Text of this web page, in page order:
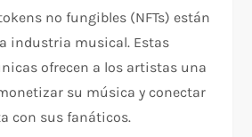
no fungibles (NFTs) están
industria musical. Estas
ofrecen a los artistas una
su música y conectar
con sus fanáticos.